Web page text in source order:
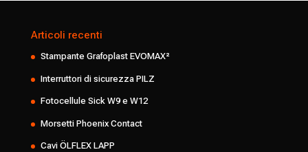
Articoli recenti
Stampante Grafoplast EVOMAX²
Interruttori di sicurezza PILZ
Fotocellule Sick W9 e W12
Morsetti Phoenix Contact
Cavi ÖLFLEX LAPP